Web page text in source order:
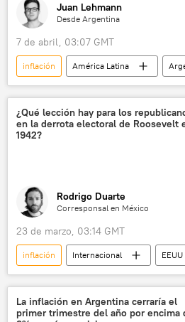
Juan Lehmann
Desde Argentina
7 de abril, 03:07 GMT
inflación América Latina
préstamos
pagos
¿Qué lección hay para los
en la derrota electoral de Roosevelt
1942?
Rodrigo Duarte
Corresponsal en México
23 de marzo, 03:14 GMT
inflación Internacional
EEUU
Donald Trump
📰 Escalada entre EEUU, Israel e Irán
Franklin D. Roosevelt
La inflación en Argentina cerraría el
primer trimestre del año por encima